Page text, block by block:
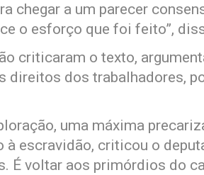
chegar a um parecer
o esforço que foi feito”,
criticaram o texto,
direitos dos trabalhadores,
uma máxima
escravidão, criticou o
É voltar aos primórdios do